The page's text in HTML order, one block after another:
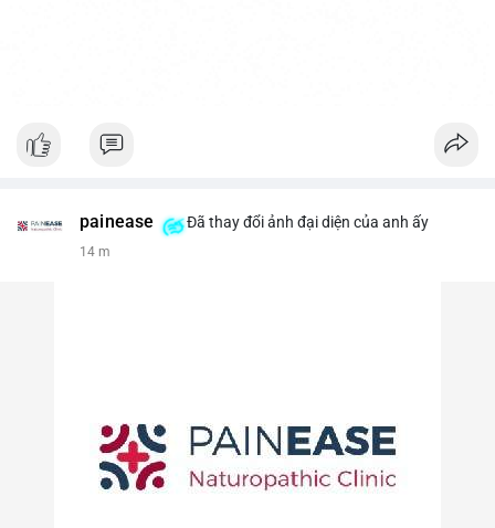
painease Đã thay đổi ảnh đại diện của anh ấy
14 m